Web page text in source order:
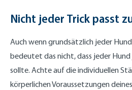
Nicht jeder Trick passt
Auch wenn grundsätzlich jeder Hund
bedeutet das nicht, dass jeder Hund
sollte. Achte auf die individuellen
körperlichen Voraussetzungen